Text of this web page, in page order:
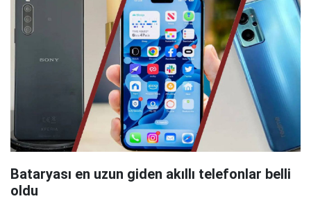
Bataryası en uzun giden akıllı telefonlar belli
oldu